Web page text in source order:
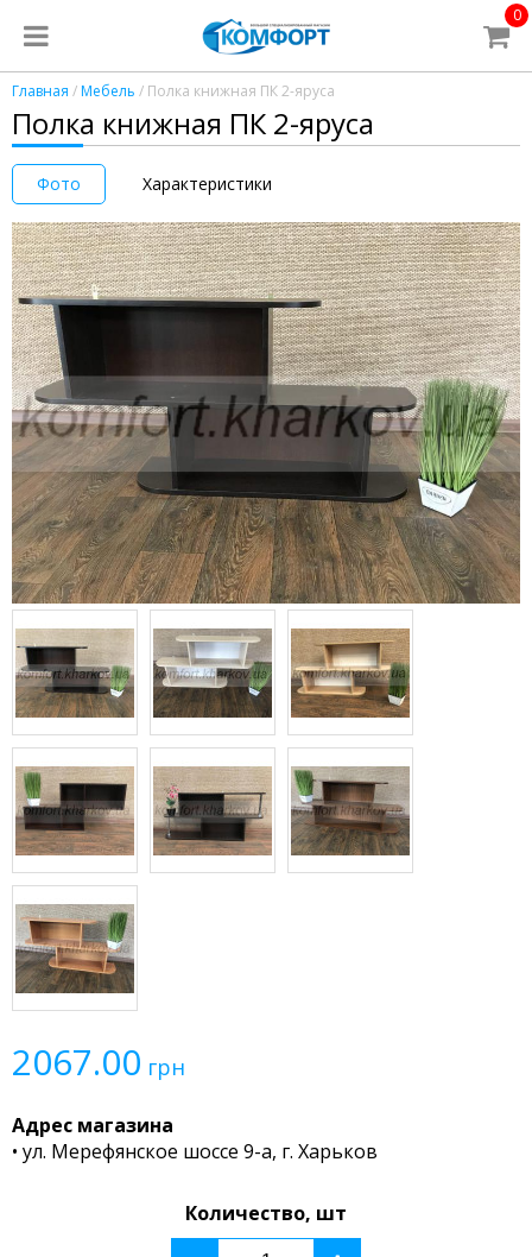
0
Главная /Мебель / Полка книжная ПК 2-яруса
Полка книжная ПК 2-яруса
Фото Характеристики
2067.00 грн
Адрес магазина
• ул. Мерефянское шоссе 9-а, г. Харьков
Количество, шт